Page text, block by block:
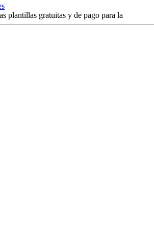
plantillas gratuitas y de pago para la